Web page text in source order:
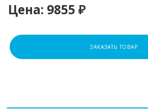
Цена: 9855 ₽
ЗАКАЗАТЬ ТОВАР